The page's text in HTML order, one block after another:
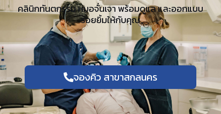
คลินิกทันตกรรม หมอจั่นเจา พร้อมดูแล และออกแบบ
รอยยิ้มให้กับคุณ
จองคิว สาขาสกลนคร